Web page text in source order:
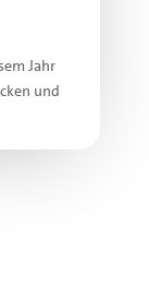
Jahr
und